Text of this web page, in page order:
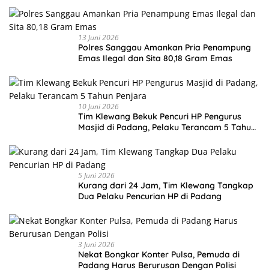
13 Juni 2026
Polres Sanggau Amankan Pria Penampung
Emas Ilegal dan Sita 80,18 Gram Emas
10 Juni 2026
Tim Klewang Bekuk Pencuri HP Pengurus
Masjid di Padang, Pelaku Terancam 5 Tahun
5 Juni 2026
Kurang dari 24 Jam, Tim Klewang Tangkap
Dua Pelaku Pencurian HP di Padang
3 Juni 2026
Nekat Bongkar Konter Pulsa, Pemuda di
Padang Harus Berurusan Dengan Polisi